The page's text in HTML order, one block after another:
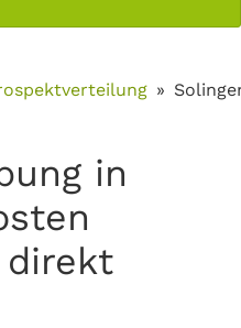
in
direkt